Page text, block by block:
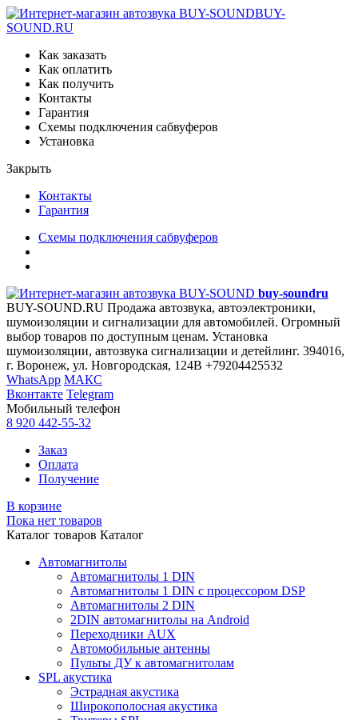
BUY-
SOUND.RU
Как заказать
Как оплатить
Как получить
Контакты
Гарантия
Схемы подключения сабвуферов
Установка
Закрыть
Контакты
Гарантия
Схемы подключения сабвуферов
buy-soundru
BUY-SOUND.RU Продажа автозвука, автоэлектроники,
шумоизоляции и сигнализации для автомобилей. Огромный
выбор товаров по доступным ценам. Установка
шумоизоляции, автозвука сигнализации и детейлинг. 394016,
г. Воронеж, ул. Новгородская, 124В +79204425532
WhatsApp МАКС
Вконтакте Telegram
Мобильный телефон
8 920 442-55-32
Заказ
Оплата
Получение
В корзине
Пока нет товаров
Каталог товаров Каталог
Автомагнитолы
Автомагнитолы 1 DIN
Автомагнитолы 1 DIN с процессором DSP
Автомагнитолы 2 DIN
2DIN автомагнитолы на Android
Переходники AUX
Автомобильные антенны
Пульты ДУ к автомагнитолам
SPL акустика
Эстрадная акустика
Широкополосная акустика